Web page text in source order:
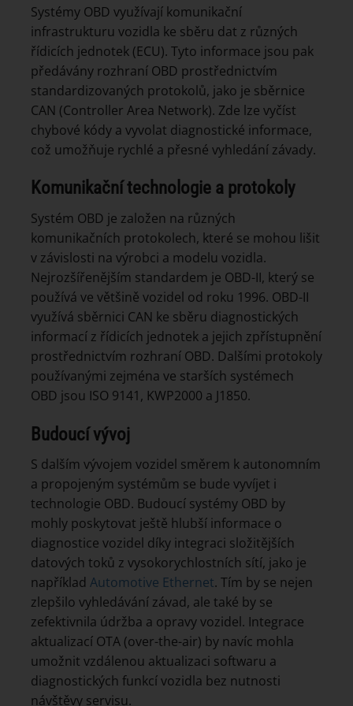
Systémy OBD využívají komunikační
infrastrukturu vozidla ke sběru dat z různých
řídicích jednotek (ECU). Tyto informace jsou pak
předávány rozhraní OBD prostřednictvím
standardizovaných protokolů, jako je sběrnice
CAN (Controller Area Network). Zde lze vyčíst
chybové kódy a vyvolat diagnostické informace,
což umožňuje rychlé a přesné vyhledání závady.
Komunikační technologie a protokoly
Systém OBD je založen na různých
komunikačních protokolech, které se mohou lišit
v závislosti na výrobci a modelu vozidla.
Nejrozšířenějším standardem je OBD-II, který se
používá ve většině vozidel od roku 1996. OBD-II
využívá sběrnici CAN ke sběru diagnostických
informací z řídicích jednotek a jejich zpřístupnění
prostřednictvím rozhraní OBD. Dalšími protokoly
používanými zejména ve starších systémech
OBD jsou ISO 9141, KWP2000 a J1850.
Budoucí vývoj
S dalším vývojem vozidel směrem k autonomním
a propojeným systémům se bude vyvíjet i
technologie OBD. Budoucí systémy OBD by
mohly poskytovat ještě hlubší informace o
diagnostice vozidel díky integraci složitějších
datových toků z vysokorychlostních sítí, jako je
například Automotive Ethernet. Tím by se nejen
zlepšilo vyhledávání závad, ale také by se
zefektivnila údržba a opravy vozidel. Integrace
aktualizací OTA (over-the-air) by navíc mohla
umožnit vzdálenou aktualizaci softwaru a
diagnostických funkcí vozidla bez nutnosti
návštěvy servisu.